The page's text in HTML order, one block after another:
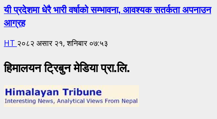
यी प्रदेशमा धेरै भारी वर्षाको सम्भावना, आवश्यक सतर्कता अपनाउन
आग्रह
HT २०८२ असार २१, शनिबार ०७:५३
हिमालयन ट्रिबुन मेडिया प्रा.लि.